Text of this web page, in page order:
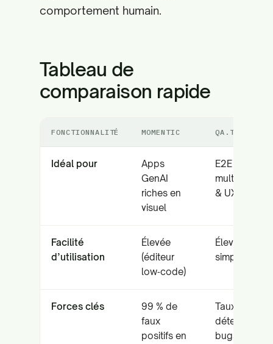
comportement humain.
Tableau de
comparaison rapide
FONCTIONNALITÉ MOMENTIC QA.TECH
Idéal pour
Apps
GenAI
riches en
visuel
E2E
& UX
Facilité
d’utilisation
Élevée
(éditeur
low‑code)
Élevée
simple)
Forces clés
99 % de
faux
positifs en
Taux de
détection
bugs de 95